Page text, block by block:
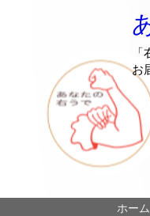
お
ホーム